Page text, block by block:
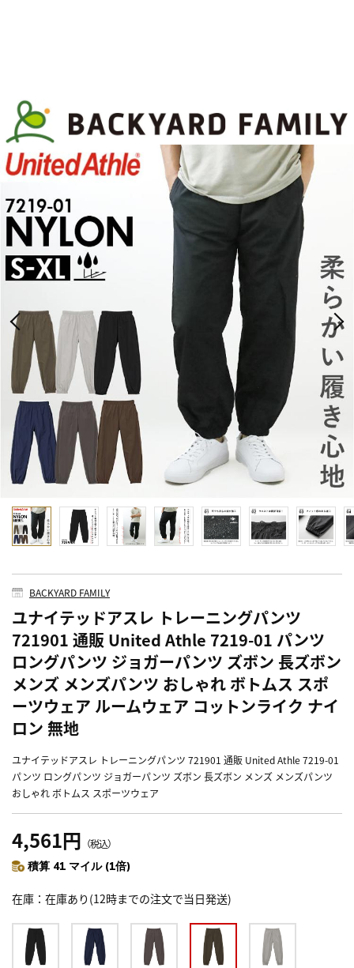
BACKYARD FAMILY
ユナイテッドアスレ トレーニングパンツ
721901 通販 United Athle 7219-01 パンツ
ロングパンツ ジョガーパンツ ズボン 長ズボン
メンズ メンズパンツ おしゃれ ボトムス スポ
ーツウェア ルームウェア コットンライク ナイ
ロン 無地
ユナイテッドアスレ トレーニングパンツ 721901 通販 United Athle 7219-01
パンツ ロングパンツ ジョガーパンツ ズボン 長ズボン メンズ メンズパンツ
おしゃれ ボトムス スポーツウェア
4,561円 （税込）
積算 41 マイル (1倍)
在庫 在庫あり(12時までの注文で当日発送)